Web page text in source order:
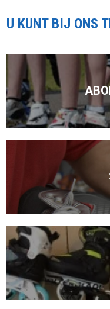
U KUNT BIJ ONS